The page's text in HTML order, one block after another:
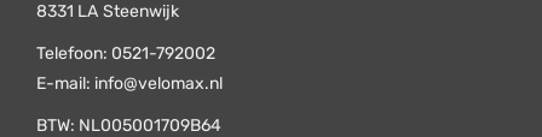
8331 LA Steenwijk
Telefoon: 0521-792002
E-mail: info@velomax.nl
BTW: NL005001709B64